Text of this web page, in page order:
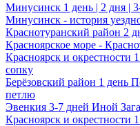
Минусинск 1 день | 2 дня |
Минусинск - история
Краснотуранский район 2
Красноярское море -
Красноярск и окрестности
сопку
Берёзовский район 1 день
петлю
Эвенкия 3-7 дней Иной
Красноярск и окрестности